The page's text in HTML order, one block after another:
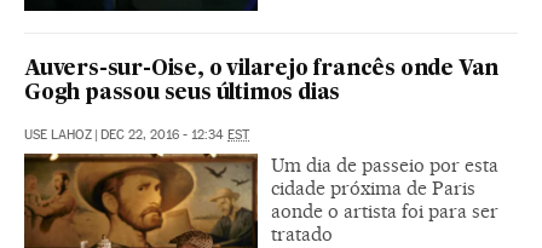
Auvers-sur-Oise, o vilarejo francês onde Van
Gogh passou seus últimos dias
USE LAHOZ | DEC 22, 2016 - 12:34 EST
Um dia de passeio por esta
cidade próxima de Paris
aonde o artista foi para ser
tratado